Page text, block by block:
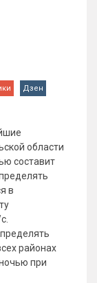
Дзен
области
составит
в
районах
при